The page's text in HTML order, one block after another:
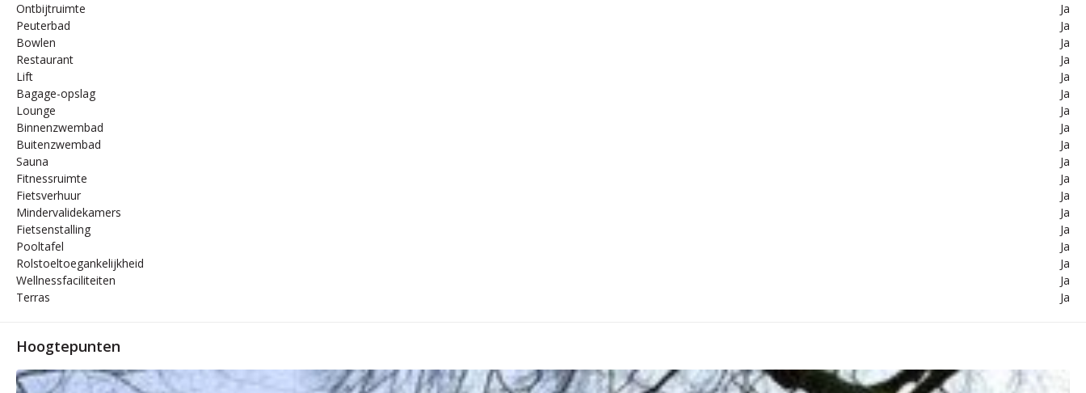
Ontbijtruimte
Ja
Peuterbad
Ja
Bowlen
Ja
Restaurant
Ja
Lift
Ja
Bagage-opslag
Ja
Lounge
Ja
Binnenzwembad
Ja
Buitenzwembad
Ja
Sauna
Ja
Fitnessruimte
Ja
Fietsverhuur
Ja
Mindervalidekamers
Ja
Fietsenstalling
Ja
Pooltafel
Ja
Rolstoeltoegankelijkheid
Ja
Wellnessfaciliteiten
Ja
Terras
Ja
Hoogtepunten